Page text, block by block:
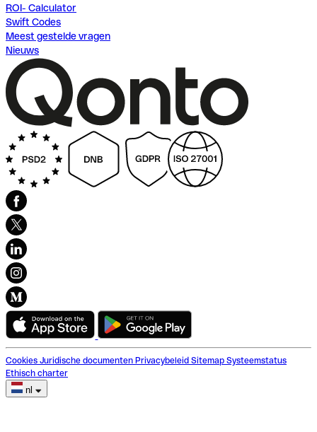
ROI- Calculator
Swift Codes
Meest gestelde vragen
Nieuws
Cookies Juridische documenten Privacybeleid Sitemap Systeemstatus
Ethisch charter
nl